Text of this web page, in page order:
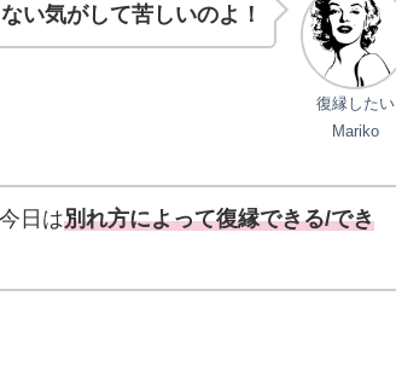
復縁したい
Mariko
い気がして苦しいのよ！
日は別れ方によって復縁できる/でき